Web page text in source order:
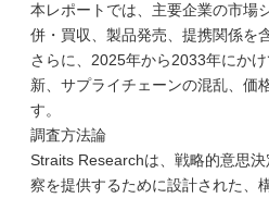
本レポートでは、主要企業の市場
併・買収、製品発売、提携関係を
さらに、2025年から2033年にか
新、サプライチェーンの混乱、価
す。
調査方法論
Straits Researchは、戦略的意思
察を提供するために設計された、